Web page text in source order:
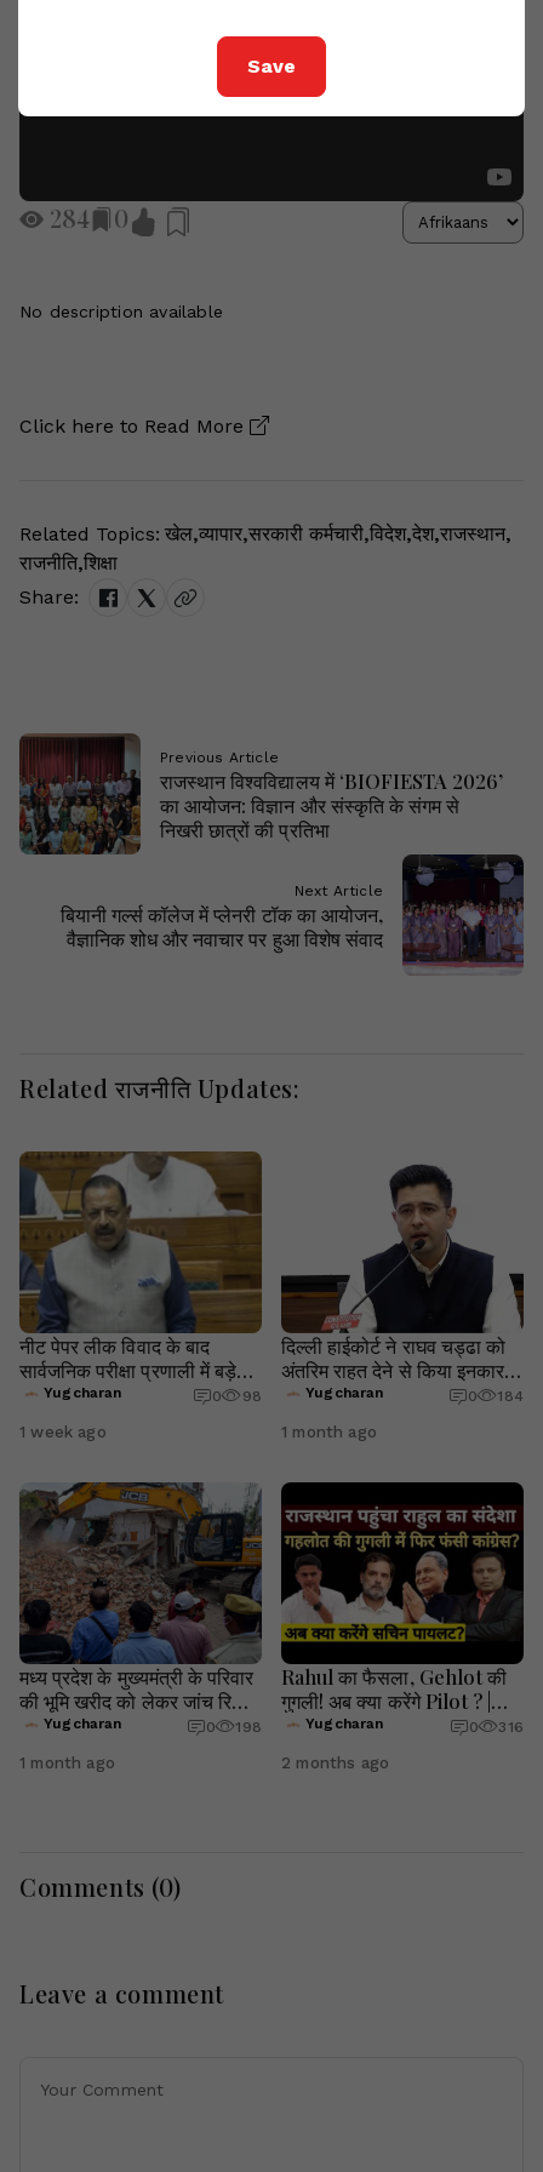
Save
284 0
No description available
Click here to Read More
Related Topics: खेल,व्यापार,सरकारी कर्मचारी,विदेश,देश,राजस्थान,
राजनीति,शिक्षा
Share:
Previous Article
राजस्थान विश्वविद्यालय में ‘BIOFIESTA 2026’
का आयोजन: विज्ञान और संस्कृति के संगम से
निखरी छात्रों की प्रतिभा
Next Article
बियानी गर्ल्स कॉलेज में प्लेनरी टॉक का आयोजन,
वैज्ञानिक शोध और नवाचार पर हुआ विशेष संवाद
Related राजनीति Updates:
नीट पेपर लीक विवाद के बाद
सार्वजनिक परीक्षा प्रणाली में बड़े
बदलाव की तैयारी, संसद में संशोधन
Yugcharan 0 98
1 week ago
दिल्ली हाईकोर्ट ने राघव चड्ढा को
अंतरिम राहत देने से किया इनकार,
पांच सोशल मीडिया पोस्ट हटाने के
Yugcharan 0 184
1 month ago
मध्य प्रदेश के मुख्यमंत्री के परिवार
की भूमि खरीद को लेकर जांच रिपोर्ट
में उठे सवाल
Yugcharan 0 198
1 month ago
Rahul का फैसला, Gehlot की
गुगली! अब क्या करेंगे Pilot ? |
Yugcharan
Yugcharan 0 316
2 months ago
Comments (0)
Leave a comment